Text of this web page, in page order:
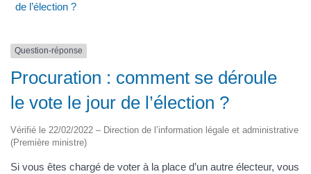
de l’élection ?
Question-réponse
Procuration : comment se déroule
le vote le jour de l’élection ?
Vérifié le 22/02/2022 – Direction de l’information légale et administrative
(Première ministre)
Si vous êtes chargé de voter à la place d’un autre électeur, vous